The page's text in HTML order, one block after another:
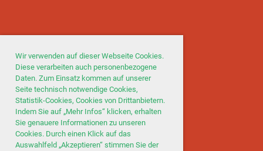
Wir verwenden auf dieser Webseite Cookies.
Diese verarbeiten auch personenbezogene
Daten. Zum Einsatz kommen auf unserer
Seite technisch notwendige Cookies,
Statistik-Cookies, Cookies von Drittanbietern.
Indem Sie auf „Mehr Infos“ klicken, erhalten
Sie genauere Informationen zu unseren
Cookies. Durch einen Klick auf das
Auswahlfeld „Akzeptieren“ stimmen Sie der